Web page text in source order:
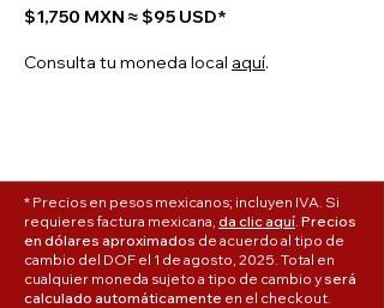
$1,750 MXN ≈ $95 USD*
Consulta tu moneda local aquí.​​
* Precios en pesos mexicanos; incluyen IVA. Si
requieres factura mexicana, da clic aquí. Precios
en dólares aproximados de acuerdo al tipo de
cambio del DOF el 1 de agosto, 2025. Total en
cualquier moneda sujeto a tipo de cambio yserá
calculado automáticamente en el checkout.